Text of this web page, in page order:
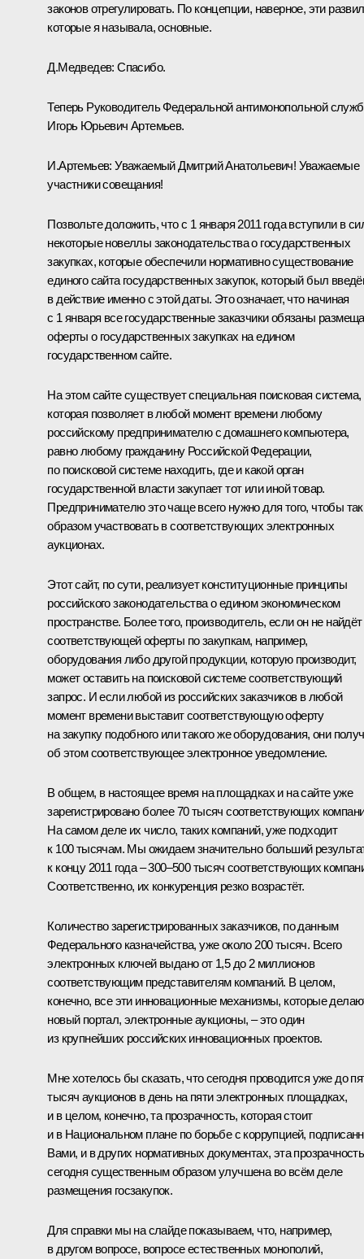
законов отрегулировать. По концепции, наверное, эти
которые я называла, основные.
Д.Медведев: Спасибо.
Теперь Руководитель Федеральной антимонопольной
Игорь Юрьевич Артемьев.
И.Артемьев: Уважаемый Дмитрий Анатольевич! Уважаемые
участники совещания!
Позвольте доложить, что с 1 января 2011 года вступили в
некоторые новеллы законодательства о государственных
закупках, которые обеспечили нормативно существование
единого сайта государственных закупок, который был
в действие именно с этой даты. Это означает, что начиная
с 1 января все государственные заказчики обязаны
оферты о государственных закупках на едином
государственном сайте.
На этом сайте существует специальная поисковая система,
которая позволяет в любой момент времени любому
российскому предпринимателю с домашнего компьютера,
равно любому гражданину Российской Федерации,
по поисковой системе находить, где и какой орган
государственной власти закупает тот или иной товар.
Предпринимателю это чаще всего нужно для того, чтобы
образом участвовать в соответствующих электронных
аукционах.
Этот сайт, по сути, реализует конституционные принципы
российского законодательства о едином экономическом
пространстве. Более того, производитель, если он не найдёт
соответствующей оферты по закупкам, например,
оборудования либо другой продукции, которую производит,
может оставить на поисковой системе соответствующий
запрос. И если любой из российских заказчиков в любой
момент времени выставит соответствующую оферту
на закупку подобного или такого же оборудования, они
об этом соответствующее электронное уведомление.
В общем, в настоящее время на площадках и на сайте уже
зарегистрировано более 70 тысяч соответствующих
На самом деле их число, таких компаний, уже подходит
к 100 тысячам. Мы ожидаем значительно больший
к концу 2011 года – 300–500 тысяч соответствующих
Соответственно, их конкуренция резко возрастёт.
Количество зарегистрированных заказчиков, по данным
Федерального казначейства, уже около 200 тысяч. Всего
электронных ключей выдано от 1,5 до 2 миллионов
соответствующим представителям компаний. В целом,
конечно, все эти инновационные механизмы, которые
новый портал, электронные аукционы, – это один
из крупнейших российских инновационных проектов.
Мне хотелось бы сказать, что сегодня проводится уже до
тысяч аукционов в день на пяти электронных площадках,
и в целом, конечно, та прозрачность, которая стоит
и в Национальном плане по борьбе с коррупцией,
Вами, и в других нормативных документах, эта прозрачность
сегодня существенным образом улучшена во всём деле
размещения госзакупок.
Для справки мы на слайде показываем, что, например,
в другом вопросе, вопросе естественных монополий,